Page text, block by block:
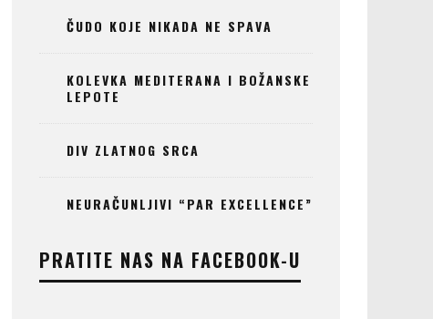
ČUDO KOJE NIKADA NE SPAVA
KOLEVKA MEDITERANA I BOŽANSKE
LEPOTE
DIV ZLATNOG SRCA
NEURAČUNLJIVI “PAR EXCELLENCE”
PRATITE NAS NA FACEBOOK-U